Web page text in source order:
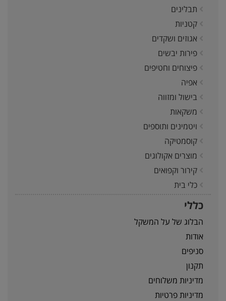
תבלינים
קטניות
אגוזים ושקדים
פירות יבשים
פיצוחים וחטיפים
אפיה
בישול ומזווה
משקאות
ויטמינים ותוספים
קוסמטיקה
מוצרים אקולוגים
קירור וקפואים
כלי בית
כללי
הבלוג של על המשקל
אודות
סניפים
תקנון
מדיניות משלוחים
מדיניות פרטיות